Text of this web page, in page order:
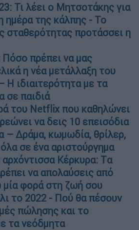
Τι λέει ο Μητσοτάκης για
ημέρα της κάλπης - Το
σταθερότητας προτάσσει η
πρέπει να μας
η νέα μετάλλαξη του
Η ιδιαιτερότητα με τα
σε παιδιά
του Netflix που καθηλώνει
να δεις 10 επεισόδια
– Δράμα, κωμωδία, θρίλερ,
σε ένα αριστούργημα
Κέρκυρα: Tα
να απολαύσεις από
φορά στη ζωή σου
το 2022 - Πού θα πέσουν
πώλησης και το
τα νεόδμητα